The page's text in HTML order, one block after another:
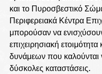
και το Πυροσβεστικό
Περιφερειακά Κέντρα
μπορούσαν να
επιχειρησιακή
δυνάμεων που καλούνται
δύσκολες καταστάσεις.